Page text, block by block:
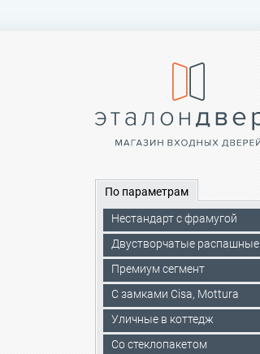
По параметрам
Нестандарт с фрамугой
Двустворчатые распашные
Премиум сегмент
C замками Cisa, Mottura
Уличные в коттедж
Со стеклопакетом